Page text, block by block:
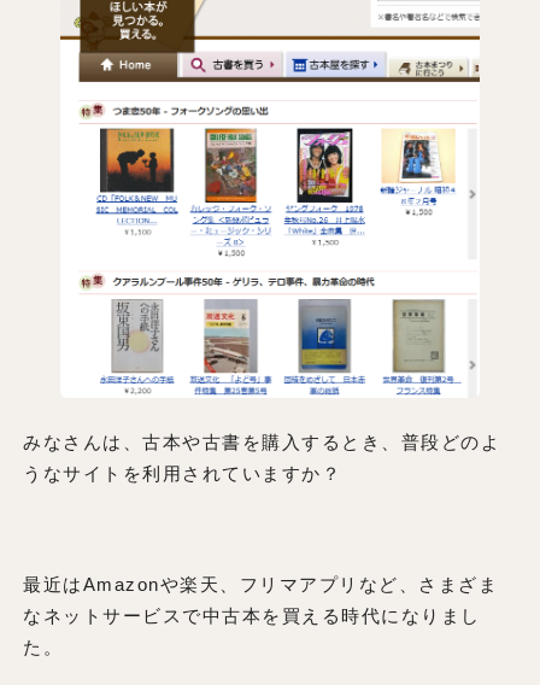
みなさんは、古本や古書を購入するとき、普段どのよ
うなサイトを利用されていますか？
最近はAmazonや楽天、フリマアプリなど、さまざま
なネットサービスで中古本を買える時代になりまし
た。